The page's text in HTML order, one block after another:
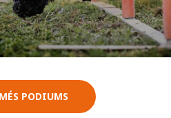
PODIUMS